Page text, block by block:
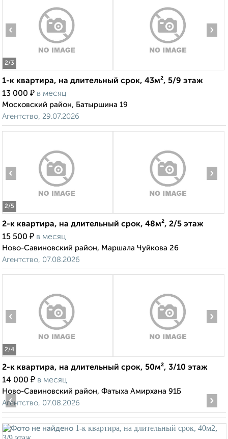
2/3
‹ ›
1-к квартира, на длительный срок, 43м², 5/9 этаж
13 000 ₽ в месяц
Московский район, Батыршина 19
Агентство, 29.07.2026
2/5
‹ ›
2-к квартира, на длительный срок, 48м², 2/5 этаж
15 500 ₽ в месяц
Ново-Савиновский район, Маршала Чуйкова 26
Агентство, 07.08.2026
2/4
‹ ›
2-к квартира, на длительный срок, 50м², 3/10 этаж
14 000 ₽ в месяц
Ново-Савиновский район, Фатыха Амирхана 91Б
Агентство, 07.08.2026
‹ ›